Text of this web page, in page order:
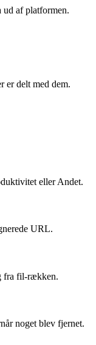
af platformen.
er delt med dem.
eller Andet.
URL.
fra fil-rækken.
noget blev fjernet.